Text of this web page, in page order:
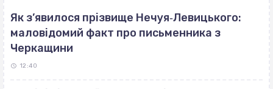
Як з’явилося прізвище Нечуя‐Левицького:
маловідомий факт про письменника з
Черкащини
12:40